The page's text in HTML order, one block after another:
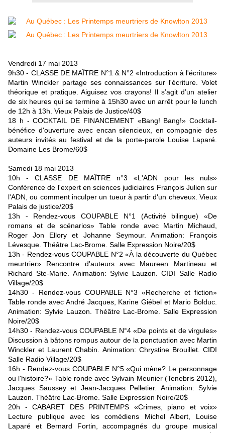
Vendredi 17 mai 2013
9h30 - CLASSE DE MAÎTRE N°1 & N°2«Introduction à l'écriture»
Martin Winckler partage ses connaissances sur l'écriture. Volet
théorique et pratique. Aiguisez vos crayons! Il s’agit d’un atelier
de six heures qui se termine à 15h30 avec un arrêt pour le lunch
de 12h à 13h. Vieux Palais de Justice/40$
18 h - COCKTAIL DE FINANCEMENT «Bang! Bang!» Cocktail-
bénéfice d'ouverture avec encan silencieux, en compagnie des
auteurs invités au festival et de la porte-parole Louise Laparé.
Domaine Les Brome/60$
Samedi 18 mai 2013
10h - CLASSE DE MAÎTRE n°3«L'ADN pour les nuls»
Conférence de l'expert en sciences judiciaires François Julien sur
l'ADN, ou comment inculper un tueur à partir d'un cheveux. Vieux
Palais de justice/20$
13h - Rendez-vous COUPABLE N°1 (Activité bilingue) «De
romans et de scénarios» Table ronde avec Martin Michaud,
Roger Jon Ellory et Johanne Seymour. Animation: François
Lévesque. Théâtre Lac-Brome. Salle Expression Noire/20$
13h - Rendez-vous COUPABLE N°2«À la découverte du Québec
meurtrier» Rencontre d'auteurs avec Maureen Martineau et
Richard Ste-Marie. Animation: Sylvie Lauzon. CIDI Salle Radio
Village/20$
14h30 - Rendez-vous COUPABLE N°3«Recherche et fiction»
Table ronde avec André Jacques, Karine Giébel et Mario Bolduc.
Animation: Sylvie Lauzon. Théâtre Lac-Brome. Salle Expression
Noire/20$
14h30 - Rendez-vous COUPABLE N°4«De points et de virgules»
Discussion à bâtons rompus autour de la ponctuation avec Martin
Winckler et Laurent Chabin. Animation: Chrystine Brouillet. CIDI
Salle Radio Village/20$
16h - Rendez-vous COUPABLE N°5«Qui mène? Le personnage
ou l'histoire?» Table ronde avec Sylvain Meunier (Tenebris 2012),
Jacques Saussey et Jean-Jacques Pelletier. Animation: Sylvie
Lauzon. Théâtre Lac-Brome. Salle Expression Noire/20$
20h - CABARET DES PRINTEMPS «Crimes, piano et voix»
Lecture publique avec les comédiens Michel Albert, Louise
Laparé et Bernard Fortin, accompagnés du groupe musical